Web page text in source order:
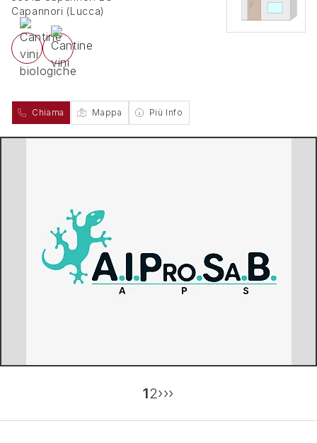
Capannori (Lucca)
Chiama Mappa Più Info
12›››